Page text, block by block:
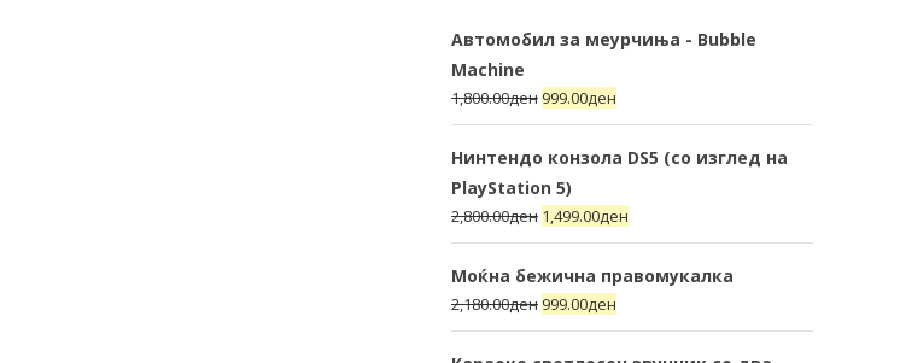
Автомобил за меурчиња - Bubble
Machine
1,800.00ден 999.00ден
Нинтендо конзола DS5 (со изглед на
PlayStation 5)
2,800.00ден 1,499.00ден
Моќна бежична правомукалка
2,180.00ден 999.00ден